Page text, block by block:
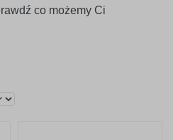
co możemy Ci